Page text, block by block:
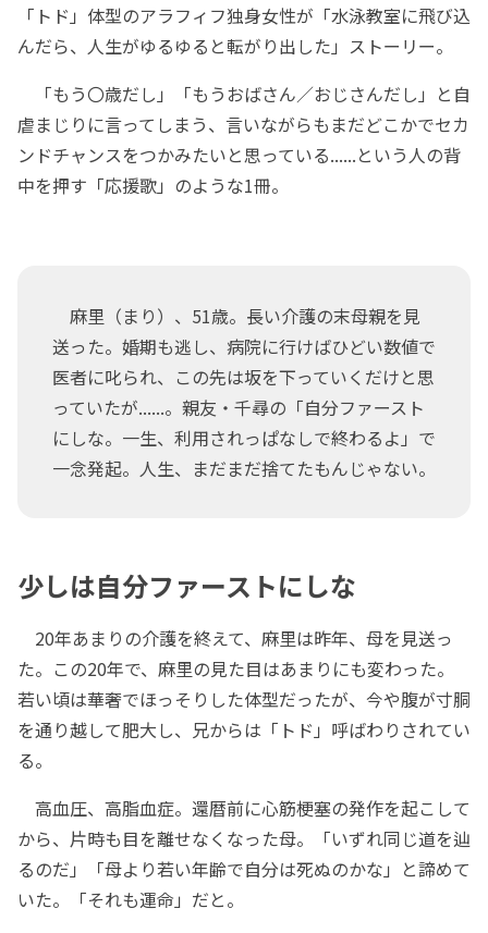
「トド」体型のアラフィフ独身女性が「水泳教室に飛び込
んだら、人生がゆるゆると転がり出した」ストーリー。
「もう〇歳だし」「もうおばさん／おじさんだし」と自
虐まじりに言ってしまう、言いながらもまだどこかでセカ
ンドチャンスをつかみたいと思っている......という人の背
中を押す「応援歌」のような1冊。
麻里（まり）、51歳。長い介護の末母親を見
送った。婚期も逃し、病院に行けばひどい数値で
医者に叱られ、この先は坂を下っていくだけと思
っていたが......。親友・千尋の「自分ファースト
にしな。一生、利用されっぱなしで終わるよ」で
一念発起。人生、まだまだ捨てたもんじゃない。
少しは自分ファーストにしな
20年あまりの介護を終えて、麻里は昨年、母を見送っ
た。この20年で、麻里の見た目はあまりにも変わった。
若い頃は華奢でほっそりした体型だったが、今や腹が寸胴
を通り越して肥大し、兄からは「トド」呼ばわりされてい
る。
高血圧、高脂血症。還暦前に心筋梗塞の発作を起こして
から、片時も目を離せなくなった母。「いずれ同じ道を辿
るのだ」「母より若い年齢で自分は死ぬのかな」と諦めて
いた。「それも運命」だと。